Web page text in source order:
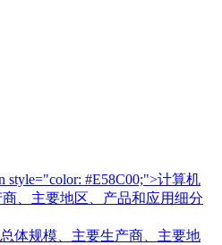
总体规模、主要生产商、主要地